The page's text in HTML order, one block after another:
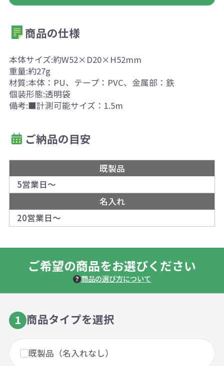
商品の仕様
本体サイズ:約W52×D20×H52mm
重量:約27g
材質:本体：PU、テープ：PVC、金属部：鉄
個装形態:透明袋
備考:■計測可能サイズ：1.5m
ご納品の目安
既製品
5営業日～
名入れ
20営業日～
ご希望の商品をお選びください
商品の選び方について
1 商品タイプを選択
既製品（名入れなし）